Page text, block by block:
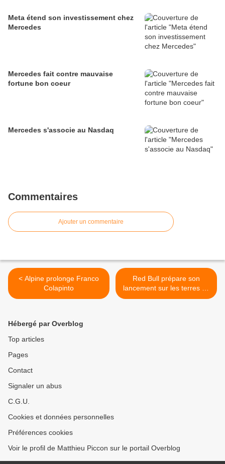
Meta étend son investissement chez
Mercedes
Mercedes fait contre mauvaise
fortune bon coeur
Mercedes s'associe au Nasdaq
Commentaires
Ajouter un commentaire
< Alpine prolonge Franco
Colapinto
Red Bull prépare son
lancement sur les terres de
Ford >
Hébergé par Overblog
Top articles
Pages
Contact
Signaler un abus
C.G.U.
Cookies et données personnelles
Préférences cookies
Voir le profil de Matthieu Piccon sur le portail Overblog